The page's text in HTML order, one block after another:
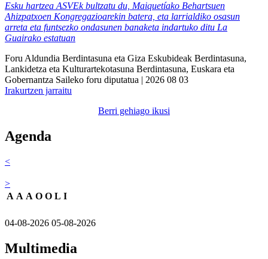
Esku hartzea ASVEk bultzatu du, Maiquetíako Behartsuen
Ahizpatxoen Kongregazioarekin batera, eta larrialdiko osasun
arreta eta funtsezko ondasunen banaketa indartuko ditu La
Guairako estatuan
Foru Aldundia Berdintasuna eta Giza Eskubideak Berdintasuna,
Lankidetza eta Kulturartekotasuna Berdintasuna, Euskara eta
Gobernantza Saileko foru diputatua | 2026 08 03
Irakurtzen jarraitu
Berri gehiago ikusi
Agenda
<
>
A A A O O L I
04-08-2026 05-08-2026
Multimedia